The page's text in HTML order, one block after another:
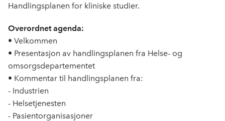
Handlingsplanen for kliniske studier.
Overordnet agenda:
• Velkommen
• Presentasjon av handlingsplanen fra Helse- og
omsorgsdepartementet
• Kommentar til handlingsplanen fra:
- Industrien
- Helsetjenesten
- Pasientorganisasjoner